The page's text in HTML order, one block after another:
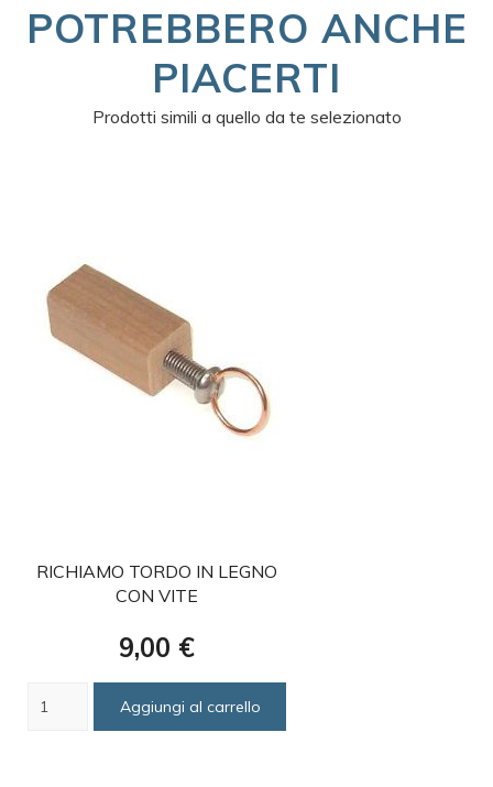
POTREBBERO ANCHE
PIACERTI
Prodotti simili a quello da te selezionato
RICHIAMO TORDO IN LEGNO
CON VITE
Prezzo
9,00 €
Aggiungi al carrello